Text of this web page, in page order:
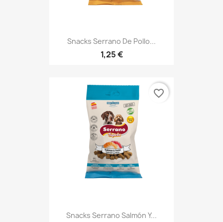
Snacks Serrano De Pollo...
1,25 €
Snacks Serrano Salmón Y...
favorite_border